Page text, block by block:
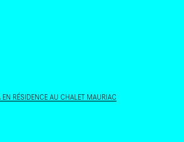
RÉSIDENCE AU CHALET MAURIAC